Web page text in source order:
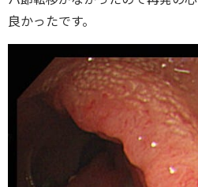
良かったです。